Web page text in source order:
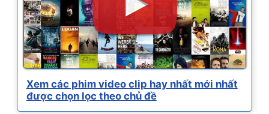
Xem các phim video clip hay nhất mới nhất
được chọn lọc theo chủ đề